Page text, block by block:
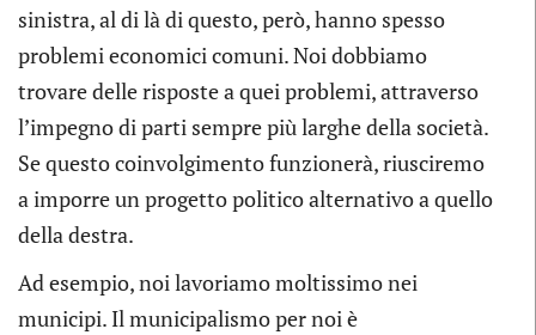
sinistra, al di là di questo, però, hanno spesso
problemi economici comuni. Noi dobbiamo
trovare delle risposte a quei problemi, attraverso
l’impegno di parti sempre più larghe della società.
Se questo coinvolgimento funzionerà, riusciremo
a imporre un progetto politico alternativo a quello
della destra.
Ad esempio, noi lavoriamo moltissimo nei
municipi. Il municipalismo per noi è